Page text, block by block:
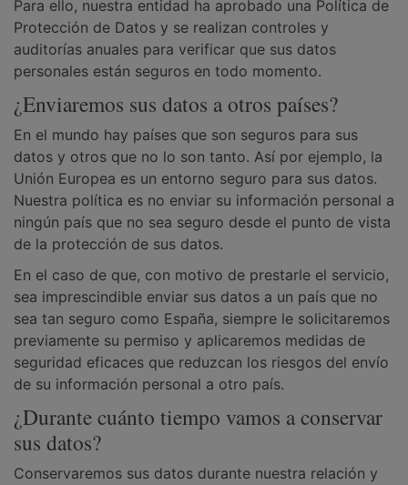
Para ello, nuestra entidad ha aprobado una Política de
Protección de Datos y se realizan controles y
auditorías anuales para verificar que sus datos
personales están seguros en todo momento.
¿Enviaremos sus datos a otros países?
En el mundo hay países que son seguros para sus
datos y otros que no lo son tanto. Así por ejemplo, la
Unión Europea es un entorno seguro para sus datos.
Nuestra política es no enviar su información personal a
ningún país que no sea seguro desde el punto de vista
de la protección de sus datos.
En el caso de que, con motivo de prestarle el servicio,
sea imprescindible enviar sus datos a un país que no
sea tan seguro como España, siempre le solicitaremos
previamente su permiso y aplicaremos medidas de
seguridad eficaces que reduzcan los riesgos del envío
de su información personal a otro país.
¿Durante cuánto tiempo vamos a conservar
sus datos?
Conservaremos sus datos durante nuestra relación y